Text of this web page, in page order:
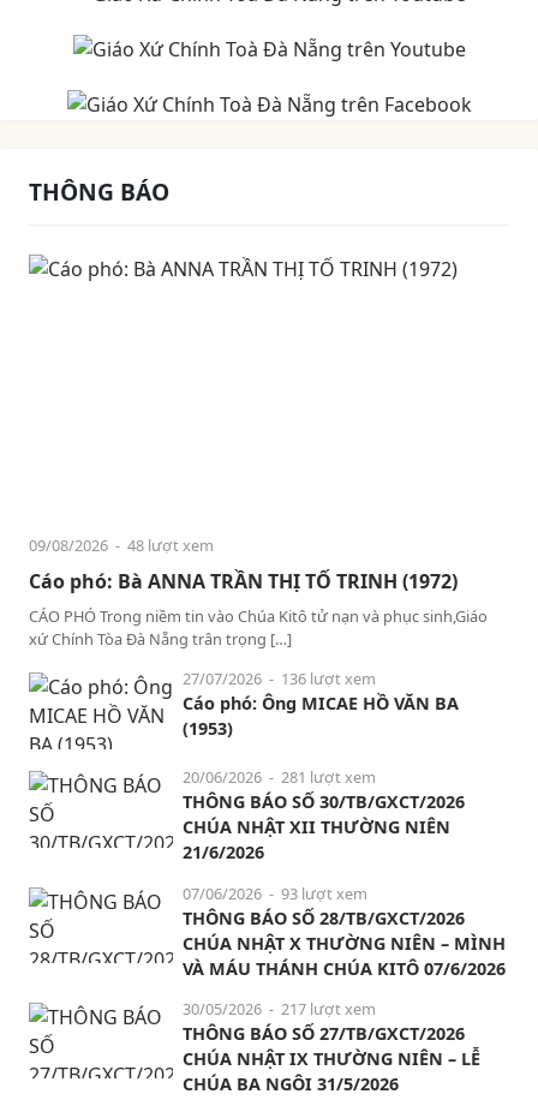
THÔNG BÁO
09/08/2026 - 48 lượt xem
Cáo phó: Bà ANNA TRẦN THỊ TỐ TRINH (1972)
CÁO PHÓ Trong niềm tin vào Chúa Kitô tử nạn và phục sinh,Giáo
xứ Chính Tòa Đà Nẵng trân trọng […]
27/07/2026 - 136 lượt xem
Cáo phó: Ông MICAE HỒ VĂN BA
(1953)
20/06/2026 - 281 lượt xem
THÔNG BÁO SỐ 30/TB/GXCT/2026
CHÚA NHẬT XII THƯỜNG NIÊN
21/6/2026
07/06/2026 - 93 lượt xem
THÔNG BÁO SỐ 28/TB/GXCT/2026
CHÚA NHẬT X THƯỜNG NIÊN – MÌNH
VÀ MÁU THÁNH CHÚA KITÔ 07/6/2026
30/05/2026 - 217 lượt xem
THÔNG BÁO SỐ 27/TB/GXCT/2026
CHÚA NHẬT IX THƯỜNG NIÊN – LỄ
CHÚA BA NGÔI 31/5/2026